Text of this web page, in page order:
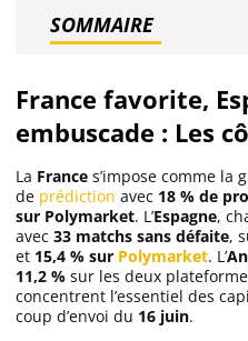
Solana (SOL)
Ripple (XRP)
Binance Coin
Trading
SOMMAIRE
France favorite,
embuscade : Les
La France s’impose comme la
de prédiction avec 18 % de
sur Polymarket. L’Espagne,
avec 33 matchs sans défaite,
et 15,4 % sur Polymarket. L’
11,2 % sur les deux
concentrent l’essentiel des
coup d’envoi du 16 juin.